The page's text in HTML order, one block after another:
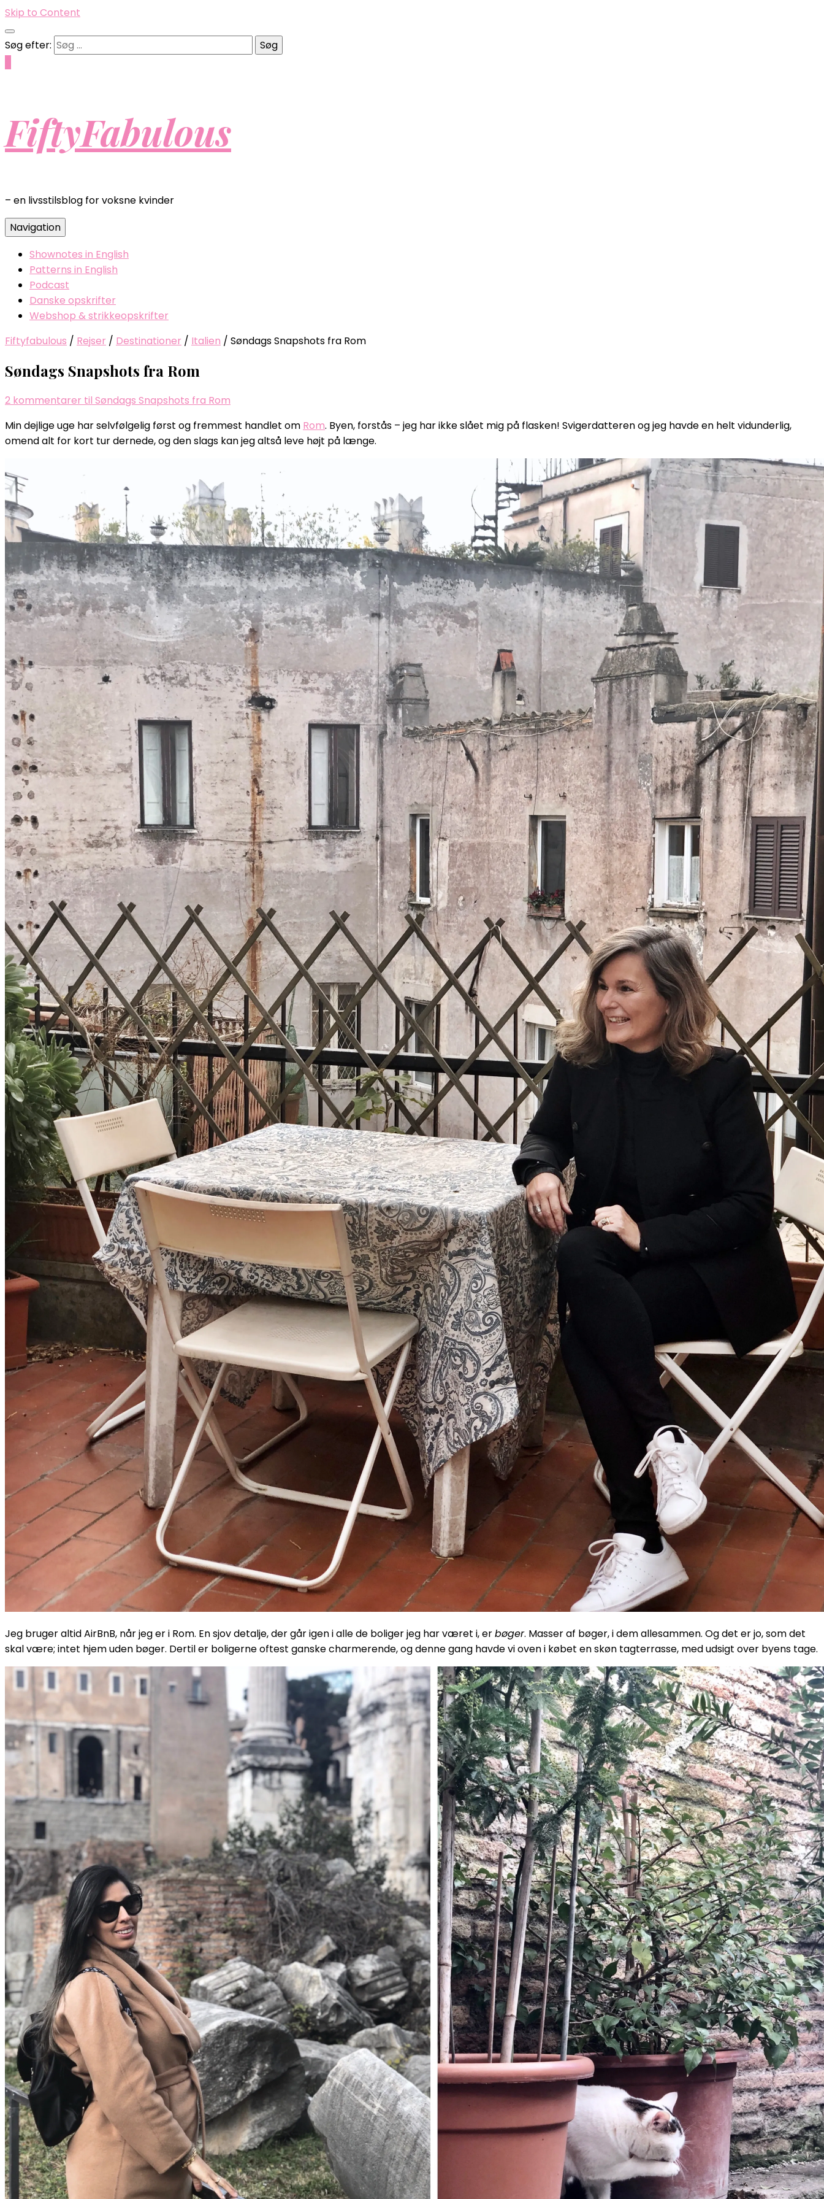
Skip to Content
Søg efter:
FiftyFabulous
– en livsstilsblog for voksne kvinder
Navigation
Shownotes in English
Patterns in English
Podcast
Danske opskrifter
Webshop & strikkeopskrifter
Fiftyfabulous / Rejser / Destinationer / Italien / Søndags Snapshots fra Rom
Søndags Snapshots fra Rom
2 kommentarer til Søndags Snapshots fra Rom
Min dejlige uge har selvfølgelig først og fremmest handlet om Rom. Byen, forstås – jeg har ikke slået mig på flasken! Svigerdatteren og jeg havde en helt vidunderlig,
omend alt for kort tur dernede, og den slags kan jeg altså leve højt på længe.
Jeg bruger altid AirBnB, når jeg er i Rom. En sjov detalje, der går igen i alle de boliger jeg har været i, erbøger. Masser af bøger, i dem allesammen. Og det er jo, som det
skal være; intet hjem uden bøger. Dertil er boligerne oftest ganske charmerende, og denne gang havde vi oven i købet en skøn tagterrasse, med udsigt over byens tage.